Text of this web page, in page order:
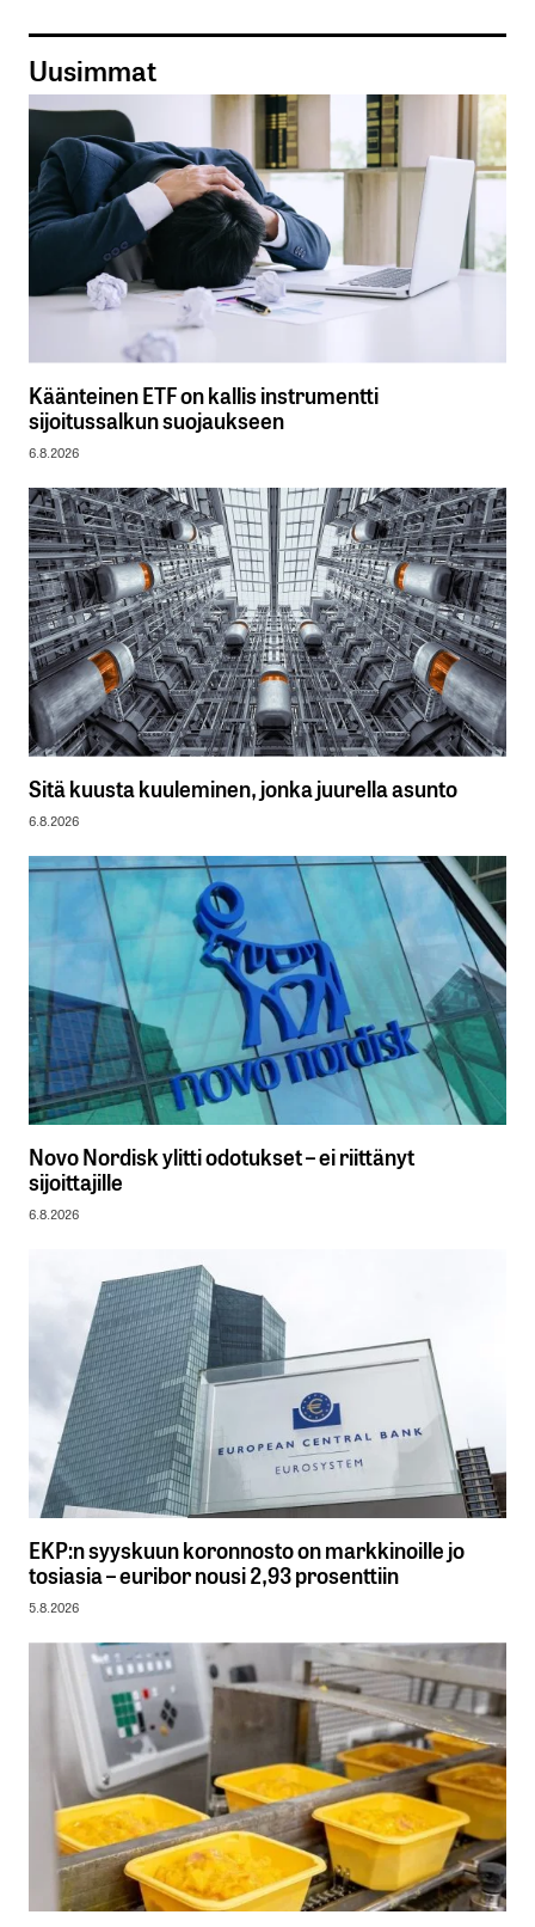
Uusimmat
Käänteinen ETF on kallis instrumentti
sijoitussalkun suojaukseen
6.8.2026
Sitä kuusta kuuleminen, jonka juurella asunto
6.8.2026
Novo Nordisk ylitti odotukset – ei riittänyt
sijoittajille
6.8.2026
EKP:n syyskuun koronnosto on markkinoille jo
tosiasia – euribor nousi 2,93 prosenttiin
5.8.2026